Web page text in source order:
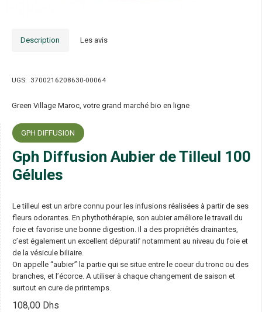
Description Les avis
UGS: 3700216208630-00064
Green Village Maroc, votre grand marché bio en ligne
GPH DIFFUSION
Gph Diffusion Aubier de Tilleul 100
Gélules
Le tilleul est un arbre connu pour les infusions réalisées à partir de ses
fleurs odorantes. En phythothérapie, son aubier améliore le travail du
foie et favorise une bonne digestion. Il a des propriétés drainantes,
c’est également un excellent dépuratif notamment au niveau du foie et
de la vésicule biliaire.
On appelle “aubier” la partie qui se situe entre le coeur du tronc ou des
branches, et l’écorce. A utiliser à chaque changement de saison et
surtout en cure de printemps.
108,00 Dhs